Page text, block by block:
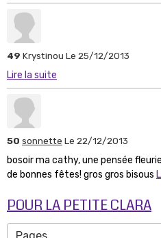
49 Krystinou Le 25/12/2013
Lire la suite
50 sonnette Le 22/12/2013
bosoir ma cathy, une pensée
de bonnes fêtes! gros gros bisous
POUR LA PETITE CLARA